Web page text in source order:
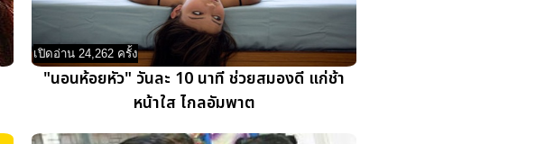
เปิดอ่าน 24,262 ครั้ง
"นอนห้อยหัว" วันละ 10 นาที ช่วยสมองดี แก่ช้า
หน้าใส ไกลอัมพาต